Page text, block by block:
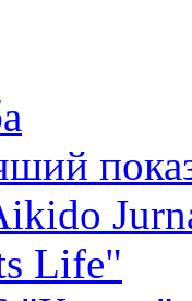
Life"